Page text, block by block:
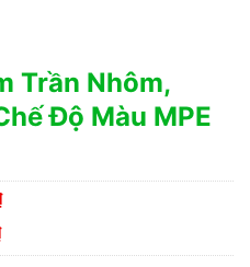
Trần Nhôm,
Độ Màu MPE